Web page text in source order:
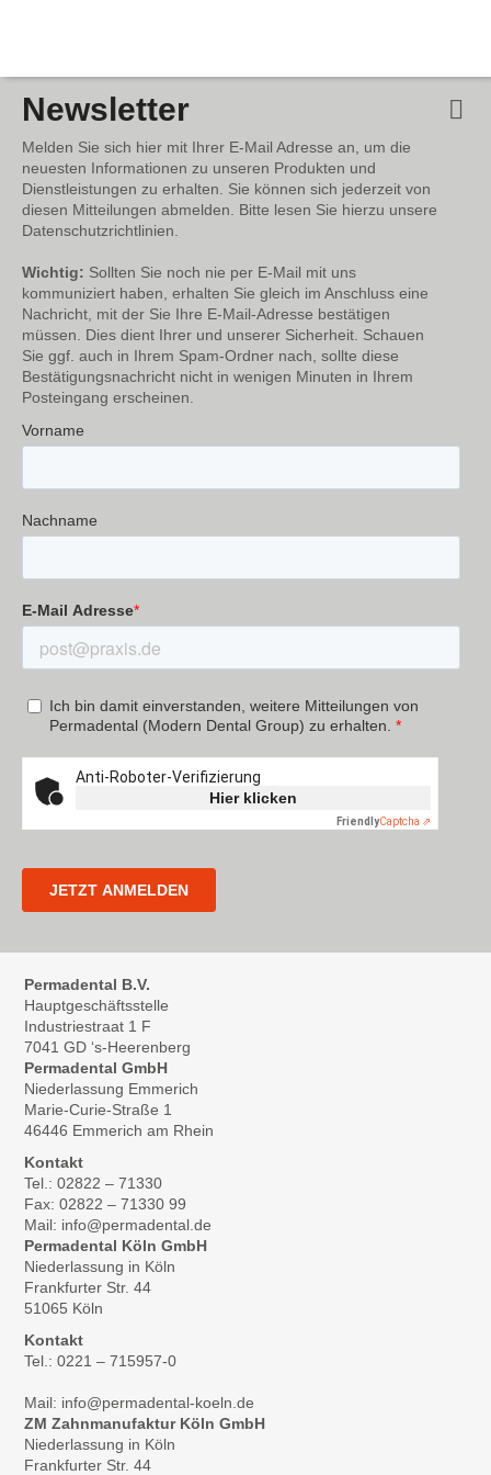
Newsletter
Melden Sie sich hier mit Ihrer E-Mail Adresse an, um die
neuesten Informationen zu unseren Produkten und
Dienstleistungen zu erhalten. Sie können sich jederzeit von
diesen Mitteilungen abmelden. Bitte lesen Sie hierzu unsere
Datenschutzrichtlinien.
Wichtig: Sollten Sie noch nie per E-Mail mit uns
kommuniziert haben, erhalten Sie gleich im Anschluss eine
Nachricht, mit der Sie Ihre E-Mail-Adresse bestätigen
müssen. Dies dient Ihrer und unserer Sicherheit. Schauen
Sie ggf. auch in Ihrem Spam-Ordner nach, sollte diese
Bestätigungsnachricht nicht in wenigen Minuten in Ihrem
Posteingang erscheinen.
Permadental B.V.
Hauptgeschäftsstelle
Industriestraat 1 F
7041 GD ‘s-Heerenberg
Permadental GmbH
Niederlassung Emmerich
Marie-Curie-Straße 1
46446 Emmerich am Rhein
Kontakt
Tel.: 02822 – 71330
Fax: 02822 – 71330 99
Mail: info@permadental.de
Permadental Köln GmbH
Niederlassung in Köln
Frankfurter Str. 44
51065 Köln
Kontakt
Tel.: 0221 – 715957-0
Mail: info@permadental-koeln.de
ZM Zahnmanufaktur Köln GmbH
Niederlassung in Köln
Frankfurter Str. 44